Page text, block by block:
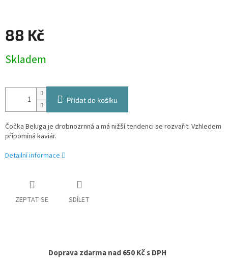
88 Kč
cena:
Skladem
Přidat do košíku
Čočka Beluga je drobnozrnná a má nižší tendenci se rozvařit. Vzhledem
připomíná kaviár.
Detailní informace
ZEPTAT SE SDÍLET
Doprava zdarma nad 650 Kč s DPH